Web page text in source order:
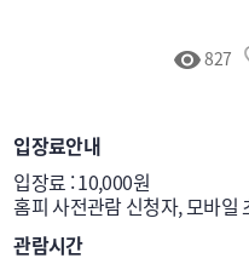
827
입장료안내
입장료 : 10,000원
홈피 사전관람 신청자, 모바일
관람시간